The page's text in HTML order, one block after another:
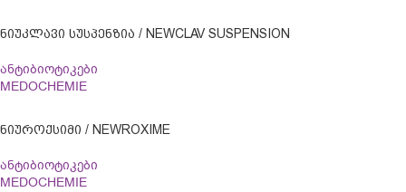
ᲜᲘᲣᲙᲚᲐᲕᲘ ᲡᲣᲡᲞᲔᲜᲖᲘᲐ / NEWCLAV SUSPENSION
ანტიბიოტიკები
MEDOCHEMIE
ᲜᲘᲣᲠᲝᲥᲡᲘᲛᲘ / NEWROXIME
ანტიბიოტიკები
MEDOCHEMIE